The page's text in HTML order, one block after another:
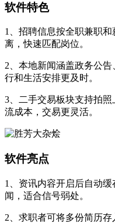
软件特色
1、招聘信息按全职兼职
离，快速匹配岗位。
2、本地新闻涵盖政务公
行和生活安排更及时。
3、二手交易板块支持拍
流成本，交易更灵活。
软件亮点
1、资讯内容开启后自动
闻，适合信号弱处。
2、求职者可将多份简历